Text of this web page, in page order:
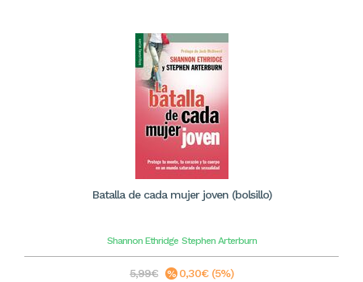
Batalla de cada mujer joven (bolsillo)
Shannon Ethridge Stephen Arterburn
5,99€ 0,30€ (5%)